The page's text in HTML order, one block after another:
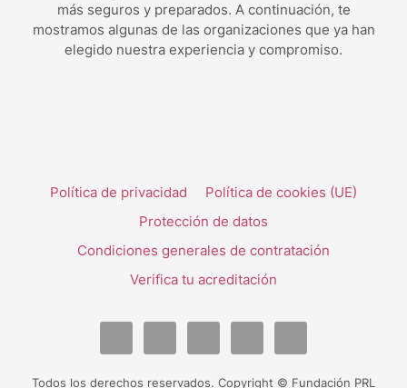
más seguros y preparados. A continuación, te
mostramos algunas de las organizaciones que ya han
elegido nuestra experiencia y compromiso.
Política de privacidad
Política de cookies (UE)
Protección de datos
Condiciones generales de contratación
Verifica tu acreditación
Todos los derechos reservados. Copyright © Fundación PRL